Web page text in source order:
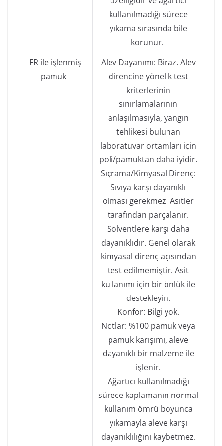
kullanılmadığı sürece
yıkama sırasında bile
korunur.
FR ile işlenmiş
pamuk
Alev Dayanımı: Biraz. Alev
direncine yönelik test
kriterlerinin
sınırlamalarının
anlaşılmasıyla, yangın
tehlikesi bulunan
laboratuvar ortamları için
poli/pamuktan daha iyidir.
Sıçrama/Kimyasal Direnç:
Sıvıya karşı dayanıklı
olması gerekmez. Asitler
tarafından parçalanır.
Solventlere karşı daha
dayanıklıdır. Genel olarak
kimyasal direnç açısından
test edilmemiştir. Asit
kullanımı için bir önlük ile
destekleyin.
Konfor: Bilgi yok.
Notlar: %100 pamuk veya
pamuk karışımı, aleve
dayanıklı bir malzeme ile
işlenir.
Ağartıcı kullanılmadığı
sürece kaplamanın normal
kullanım ömrü boyunca
yıkamayla aleve karşı
dayanıklılığını kaybetmez.